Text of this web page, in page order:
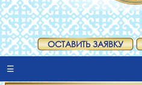
ОСТАВИТЬ ЗАЯВКУ
☰